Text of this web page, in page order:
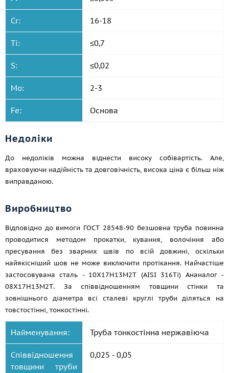
Cr: 16-18
Ti: ≤0,7
S: ≤0,02
Mo: 2-3
Fe: Основа
Недоліки
До недоліків можна віднести високу собівартість. Але,
враховуючи надійність та довговічність, висока ціна є більш ніж
виправданою.
Виробництво
Відповідно до вимоги ГОСТ 28548-90безшовна труба повинна
проводитися методом прокатки, кування, волочіння або
пресування без зварних швів по всій довжині, оскільки
найякісніший шов не може виключити протікання. Найчастіше
застосовувана сталь - 10Х17Н13М2Т (AISI 316Ti) Ананалог -
08Х17Н13М2Т. За співвідношенням товщини стінки та
зовнішнього діаметра всі сталеві круглі труби діляться на
товстостінні, тонкостінні.
Найменування: Труба тонкостінна нержавіюча
Співвідношення
товщини труби
0,025 - 0,05